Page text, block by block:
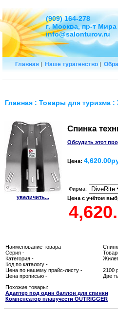
Главная | Наше турагенство |
Главная : Товары для туризма :
увеличить...
Спинка
Обсудить этот
Цена:
Фирма:
Цена с учётом
Наименование товара -
Серия -
Категория -
Код по каталогу -
Цена по нашему прайс-листу -
2100
Цена прописью -
Две
Похожие товары:
Адаптер под один баллон для спинки
Компенсатор плавучести OUTRIGGER
(909) 164-278
г. Москва, пр-т Мира
info@salonturov.ru